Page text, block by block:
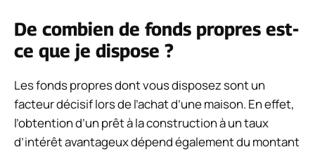
De combien de fonds propres est-
ce que je dispose ?
Les fonds propres dont vous disposez sont un
facteur décisif lors de l’achat d’une maison. En effet,
l’obtention d’un prêt à la construction à un taux
d’intérêt avantageux dépend également du montant